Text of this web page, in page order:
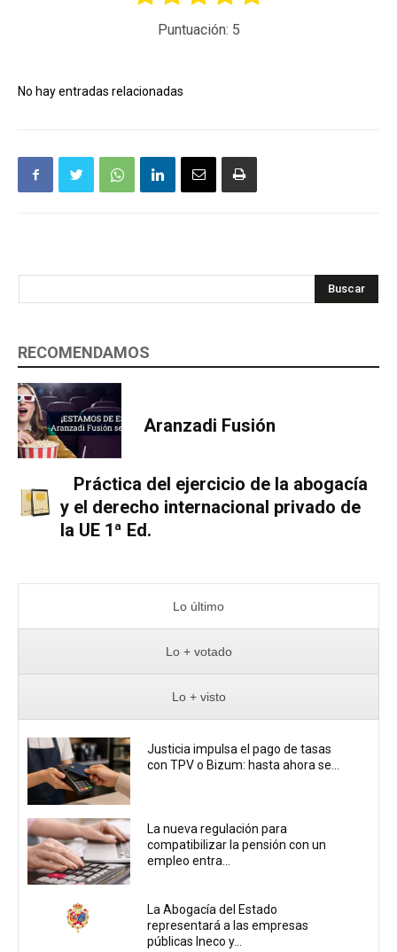
Puntuación: 5
No hay entradas relacionadas
Buscar
RECOMENDAMOS
Aranzadi Fusión
Práctica del ejercicio de la abogacía
y el derecho internacional privado de
la UE 1ª Ed.
Lo último
Lo + votado
Lo + visto
Justicia impulsa el pago de tasas
con TPV o Bizum: hasta ahora se...
La nueva regulación para
compatibilizar la pensión con un
empleo entra...
La Abogacía del Estado
representará a las empresas
públicas Ineco y...